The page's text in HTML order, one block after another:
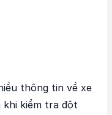
thông tin về xe
khi kiểm tra đột